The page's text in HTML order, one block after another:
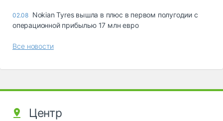
02.08 Nokian Tyres вышла в плюс в первом полугодии с
операционной прибылью 17 млн евро
Все новости
Центр